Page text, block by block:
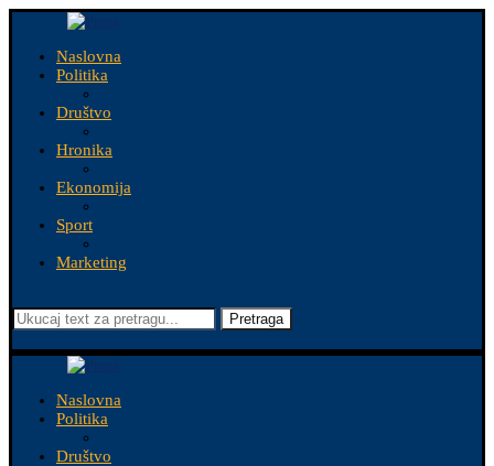
Naslovna
Politika
Društvo
Hronika
Ekonomija
Sport
Marketing
Pretraga
Naslovna
Politika
Društvo